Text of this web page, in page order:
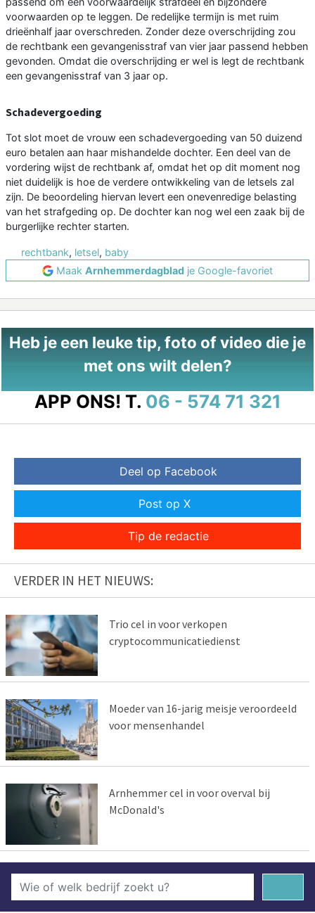
voorwaarden op te leggen. De redelijke termijn is met ruim
drieënhalf jaar overschreden. Zonder deze overschrijding zou
de rechtbank een gevangenisstraf van vier jaar passend hebben
gevonden. Omdat die overschrijding er wel is legt de rechtbank
een gevangenisstraf van 3 jaar op.
Schadevergoeding
Tot slot moet de vrouw een schadevergoeding van 50 duizend
euro betalen aan haar mishandelde dochter. Een deel van de
vordering wijst de rechtbank af, omdat het op dit moment nog
niet duidelijk is hoe de verdere ontwikkeling van de letsels zal
zijn. De beoordeling hiervan levert een onevenredige belasting
van het strafgeding op. De dochter kan nog wel een zaak bij de
burgerlijke rechter starten.
rechtbank, letsel, baby
Maak Arnhemmerdagblad je Google-favoriet
Heb je een leuke tip, foto of video die je
met ons wilt delen?
APP ONS! T. 06 - 574 71 321
Deel op Facebook
Post op X
Tip de redactie
VERDER IN HET NIEUWS:
Trio cel in voor verkopen
cryptocommunicatiedienst
Moeder van 16-jarig meisje veroordeeld
voor mensenhandel
Arnhemmer cel in voor overval bij
McDonald's